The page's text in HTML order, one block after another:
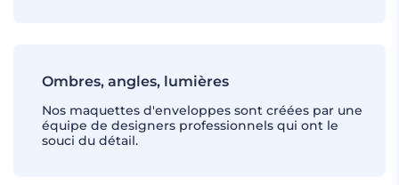
Ombres, angles, lumières
Nos maquettes d'enveloppes sont créées par une
équipe de designers professionnels qui ont le
souci du détail.